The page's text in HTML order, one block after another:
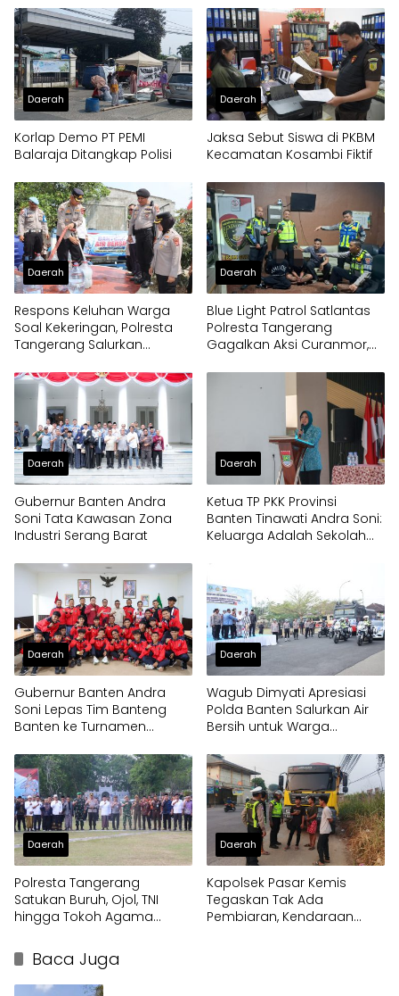
Daerah
Korlap Demo PT PEMI
Balaraja Ditangkap Polisi
Daerah
Jaksa Sebut Siswa di PKBM
Kecamatan Kosambi Fiktif
Daerah
Respons Keluhan Warga
Soal Kekeringan, Polresta
Tangerang Salurkan
Panongan
Daerah
Blue Light Patrol Satlantas
Polresta Tangerang
Gagalkan Aksi Curanmor,
Daerah
Gubernur Banten Andra
Soni Tata Kawasan Zona
Industri Serang Barat
Daerah
Ketua TP PKK Provinsi
Banten Tinawati Andra Soni:
Keluarga Adalah Sekolah
Daerah
Gubernur Banten Andra
Soni Lepas Tim Banteng
Banten ke Turnamen
Daerah
Wagub Dimyati Apresiasi
Polda Banten Salurkan Air
Bersih untuk Warga
Daerah
Polresta Tangerang
Satukan Buruh, Ojol, TNI
hingga Tokoh Agama
Daerah
Kapolsek Pasar Kemis
Tegaskan Tak Ada
Pembiaran, Kendaraan
Baca Juga